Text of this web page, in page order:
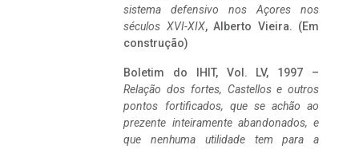
sistema defensivo nos Açores nos
séculos XVI-XIX, Alberto Vieira. (Em
construção)
Boletim do IHIT, Vol. LV, 1997 –
Relação dos fortes, Castellos e outros
pontos fortificados, que se achão ao
prezente inteiramente abandonados, e
que nenhuma utilidade tem para a